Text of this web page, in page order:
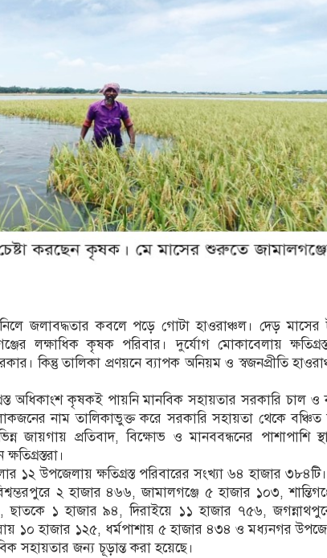
নিলে জলাবদ্ধতার কবলে পড়ে গোটা হাওরাঞ্চল। দেড় মাসের
লক্ষাধিক কৃষক পরিবার। দুর্যোগ মোকাবেলায়
কিন্তু তালিকা প্রণয়নে ব্যাপক অনিয়ম ও স্বজনপ্রীতি
অধিকাংশ কৃষকই পায়নি মানবিক সহায়তার সরকারি চাল
নাম তালিকাভুক্ত করে সরকারি সহায়তা থেকে বঞ্চিত
জায়গায় প্রতিবাদ, বিক্ষোভ ও মানববন্ধনের পাশাপাশি
১২ উপজেলায় ক্ষতিগ্রস্ত পরিবারের সংখ্যা ৬৪ হাজার
২ হাজার ৪৬৬, জামালগঞ্জে ৫ হাজার ১০৩,
১ হাজার ৯৪, দিরাইয়ে ১১ হাজার ৭৫৬,
১০ হাজার ১২৫, ধর্মপাশায় ৫ হাজার ৪৩৪ ও মধ্যনগর
সহায়তার জন্য চূড়ান্ত করা হয়েছে।